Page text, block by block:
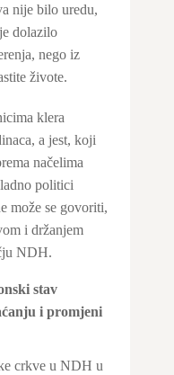
nije bilo uredu,
dolazilo
nego iz
živote.
klera
a jest, koji
načelima
politici
može se govoriti,
i držanjem
NDH.
stav
i promjeni
crkve u NDH u